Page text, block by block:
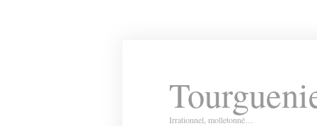
Irrationnel, molletonné…